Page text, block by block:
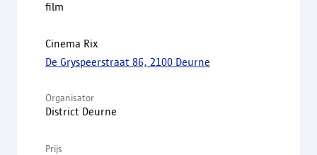
film
Cinema Rix
De Gryspeerstraat 86, 2100 Deurne
Organisator
District Deurne
Prijs